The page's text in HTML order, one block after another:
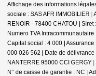
Affichage des informations
sociale : SAS AFR IMMOBILIER |
RENOIR - 78400 CHATOU |
Numero TVA
Capital social : 4 000 | Assurance
000 026 562 | Date de
NANTERRE 95000 CCI GERGY
N° de caisse de garantie : NC |